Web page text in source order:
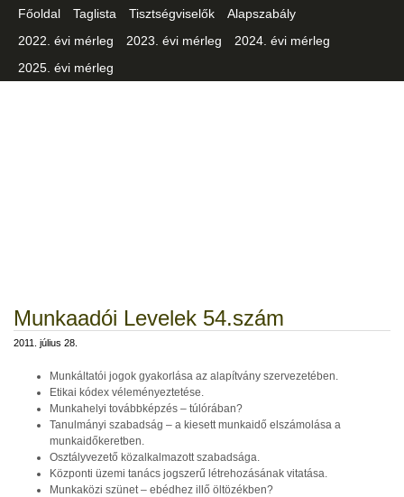
Főoldal Taglista Tisztségviselők
Alapszabály
2022. évi mérleg
2023. évi mérleg
2024. évi mérleg
2025. évi mérleg
Munkaadói Levelek 54.szám
2011. július 28.
Munkáltatói jogok gyakorlása az alapítvány szervezetében.
Etikai kódex véleményeztetése.
Munkahelyi továbbképzés – túlórában?
Tanulmányi szabadság – a kiesett munkaidő elszámolása a
munkaidőkeretben.
Osztályvezető közalkalmazott szabadsága.
Központi üzemi tanács jogszerű létrehozásának vitatása.
Munkaközi szünet – ebédhez illő öltözékben?